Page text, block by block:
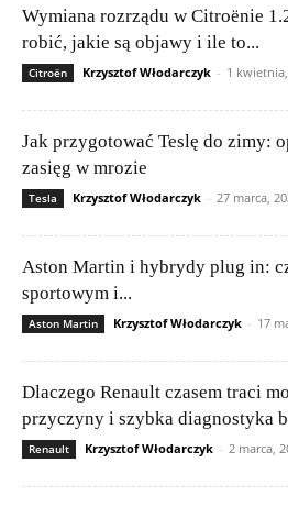
Wymiana rozrządu w Citroënie
robić, jakie są objawy i ile to...
Citroën Krzysztof Włodarczyk - 1
Jak przygotować Teslę do zimy:
zasięg w mrozie
Tesla Krzysztof Włodarczyk - 27 marca,
Aston Martin i hybrydy plug in:
sportowym i...
Aston Martin Krzysztof Włodarczyk - 17
Dlaczego Renault czasem traci
przyczyny i szybka diagnostyka
Renault Krzysztof Włodarczyk - 2 marca,